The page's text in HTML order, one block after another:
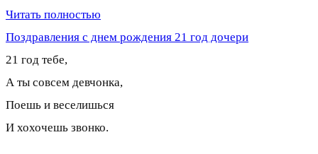
Читать полностью
Поздравления с днем рождения 21 год дочери
21 год тебе,
А ты совсем девчонка,
Поешь и веселишься
И хохочешь звонко.